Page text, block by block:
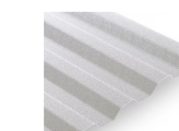
Trapézová deska Guttagliss Makro ST
Trapézová deska Guttagliss Makro CST
Vlnita deska Guttagliss WABE
Příslušenství k polykarbonátovým deskám
PODSTŘEŠNÍ FÓLIE
SKLENÍKY